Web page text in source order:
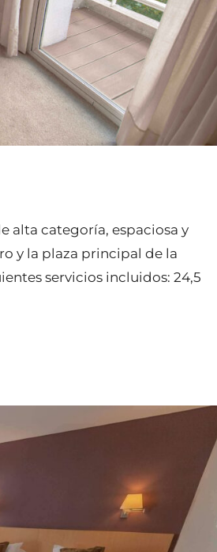
alta categoría, espaciosa y
y la plaza principal de la
servicios incluidos: 24,5